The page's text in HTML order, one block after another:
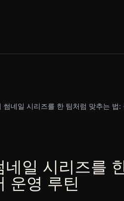
썸네일 시리즈를 한 팀처럼 맞추는 법
네일 시리즈를
운영 루틴